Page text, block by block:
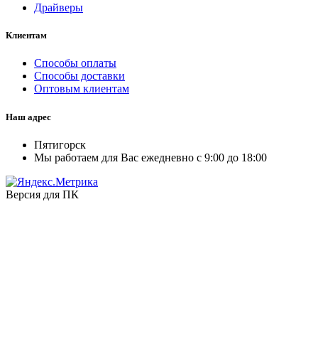
Драйверы
Клиентам
Способы оплаты
Способы доставки
Оптовым клиентам
Наш адрес
Пятигорск
Мы работаем для Вас ежедневно с 9:00 до 18:00
Версия для ПК